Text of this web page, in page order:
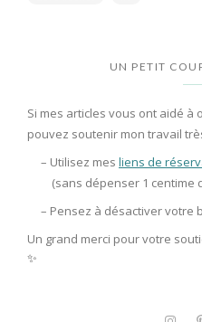
UN PETIT
Si mes articles vous ont aidé à
pouvez soutenir mon travail
– Utilisez mes liens de
(sans dépenser 1 centime
– Pensez à désactiver votre
Un grand merci pour votre
✨